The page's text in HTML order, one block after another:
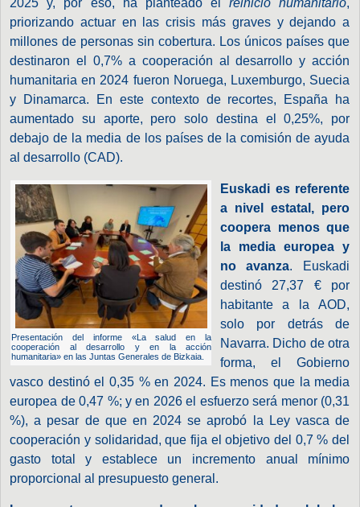
priorizando actuar en las crisis más graves y dejando a
millones de personas sin cobertura. Los únicos países que
destinaron el 0,7% a cooperación al desarrollo y acción
humanitaria en 2024 fueron Noruega, Luxemburgo, Suecia
y Dinamarca. En este contexto de recortes, España ha
aumentado su aporte, pero solo destina el 0,25%, por
debajo de la media de los países de la comisión de ayuda
al desarrollo (CAD).
Presentación del informe «La salud en la
cooperación al desarrollo y en la acción
humanitaria» en las Juntas Generales de Bizkaia.
Euskadi es referente
a nivel estatal, pero
coopera menos que
la media europea y
no avanza. Euskadi
destinó 27,37 € por
habitante a la AOD,
solo por detrás de
Navarra. Dicho de otra
forma, el Gobierno
vasco destinó el 0,35 % en 2024. Es menos que la media
europea de 0,47 %; y en 2026 el esfuerzo será menor (0,31
%), a pesar de que en 2024 se aprobó la Ley vasca de
cooperación y solidaridad, que fija el objetivo del 0,7 % del
gasto total y establece un incremento anual mínimo
proporcional al presupuesto general.